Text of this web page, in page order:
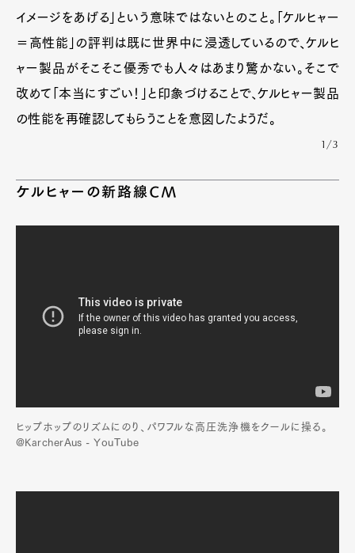
イメージをあげる」という意味ではないとのこと。「ケルヒャー
＝高性能」の評判は既に世界中に浸透しているので、ケルヒ
ャー製品がそこそこ優秀でも人々はあまり驚かない。そこで
改めて「本当にすごい！」と印象づけることで、ケルヒャー製品
の性能を再確認してもらうことを意図したようだ。
1/3
ケルヒャーの新路線CM
ヒップホップのリズムにのり、パワフルな高圧洗浄機をクールに操る。
@KarcherAus - YouTube